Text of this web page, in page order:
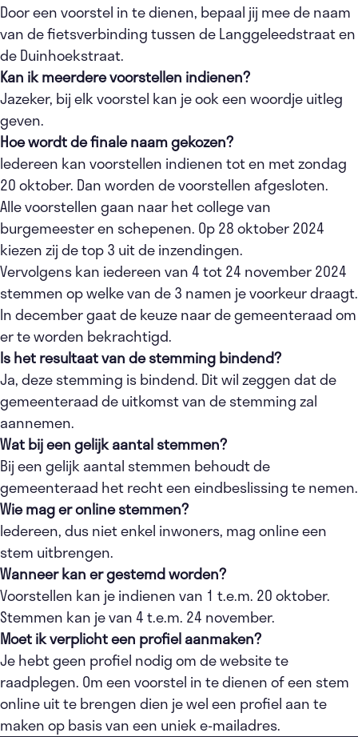
Door een voorstel in te dienen, bepaal jij mee de naam
van de fietsverbinding tussen de Langgeleedstraat en
de Duinhoekstraat.
Kan ik meerdere voorstellen indienen?
Jazeker, bij elk voorstel kan je ook een woordje uitleg
geven.
Hoe wordt de finale naam gekozen?
Iedereen kan voorstellen indienen tot en met zondag
20 oktober. Dan worden de voorstellen afgesloten.
Alle voorstellen gaan naar het college van
burgemeester en schepenen. Op 28 oktober 2024
kiezen zij de top 3 uit de inzendingen.
Vervolgens kan iedereen van 4 tot 24 november 2024
stemmen op welke van de 3 namen je voorkeur draagt.
In december gaat de keuze naar de gemeenteraad om
er te worden bekrachtigd.
Is het resultaat van de stemming bindend?
Ja, deze stemming is bindend. Dit wil zeggen dat de
gemeenteraad de uitkomst van de stemming zal
aannemen.
Wat bij een gelijk aantal stemmen?
Bij een gelijk aantal stemmen behoudt de
gemeenteraad het recht een eindbeslissing te nemen.
Wie mag er online stemmen?
Iedereen, dus niet enkel inwoners, mag online een
stem uitbrengen.
Wanneer kan er gestemd worden?
Voorstellen kan je indienen van 1 t.e.m. 20 oktober.
Stemmen kan je van 4 t.e.m. 24 november.
Moet ik verplicht een profiel aanmaken?
Je hebt geen profiel nodig om de website te
raadplegen. Om een voorstel in te dienen of een stem
online uit te brengen dien je wel een profiel aan te
maken op basis van een uniek e-mailadres.